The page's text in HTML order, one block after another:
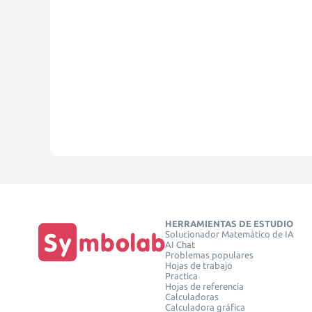
HERRAMIENTAS DE ESTUDIO
Solucionador Matemático de IA
AI Chat
Problemas populares
Hojas de trabajo
Practica
Hojas de referencia
Calculadoras
Calculadora gráfica